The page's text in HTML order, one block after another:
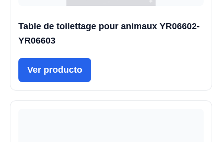
Table de toilettage pour animaux YR06602-
YR06603
Ver producto